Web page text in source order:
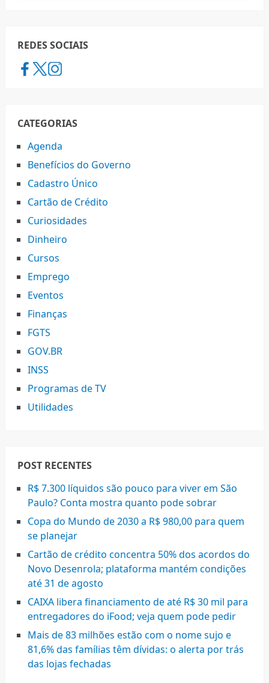
REDES SOCIAIS
CATEGORIAS
Agenda
Benefícios do Governo
Cadastro Único
Cartão de Crédito
Curiosidades
Dinheiro
Cursos
Emprego
Eventos
Finanças
FGTS
GOV.BR
INSS
Programas de TV
Utilidades
POST RECENTES
R$ 7.300 líquidos são pouco para viver em São
Paulo? Conta mostra quanto pode sobrar
Copa do Mundo de 2030 a R$ 980,00 para quem
se planejar
Cartão de crédito concentra 50% dos acordos do
Novo Desenrola; plataforma mantém condições
até 31 de agosto
CAIXA libera financiamento de até R$ 30 mil para
entregadores do iFood; veja quem pode pedir
Mais de 83 milhões estão com o nome sujo e
81,6% das famílias têm dívidas: o alerta por trás
das lojas fechadas